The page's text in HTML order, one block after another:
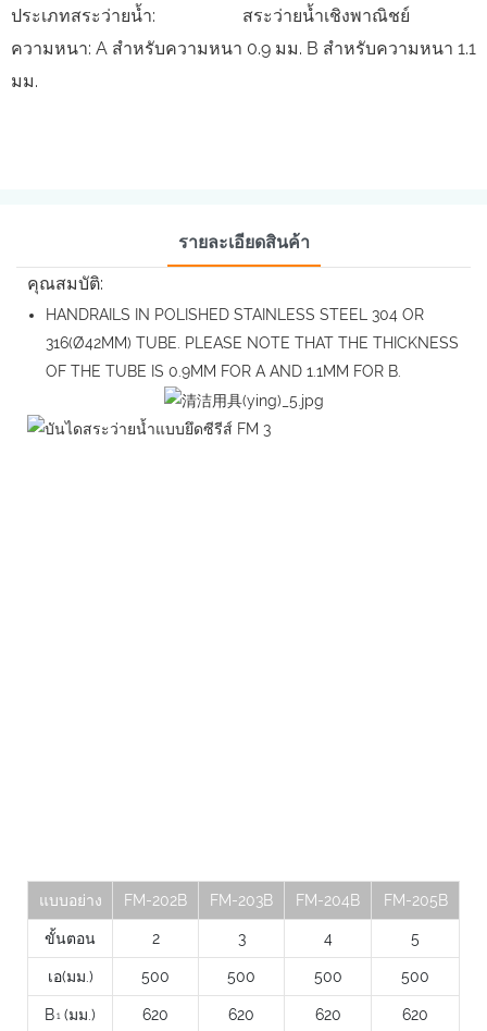
ประเภทสระว่ายน้ำ: สระว่ายน้ำเชิงพาณิชย์
ความหนา: A สำหรับความหนา 0.9 มม. B สำหรับความหนา 1.1
มม.
รายละเอียดสินค้า
คุณสมบัติ:
HANDRAILS IN POLISHED STAINLESS STEEL 304 OR
316(Ø42MM) TUBE. PLEASE NOTE THAT THE THICKNESS
OF THE TUBE IS 0.9MM FOR A AND 1.1MM FOR B.
แบบอย่าง FM-202B FM-203B FM-204B FM-205B
ขั้นตอน 2 3 4 5
เอ(มม.) 500 500 500 500
B 1(มม.) 620 620 620 620